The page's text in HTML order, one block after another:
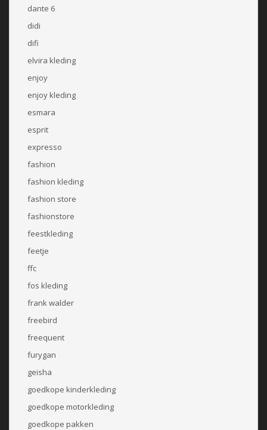
dante 6
didi
difi
elvira kleding
enjoy
enjoy kleding
esmara
esprit
expresso
fashion
fashion kleding
fashion store
fashionstore
feestkleding
feetje
ffc
fos kleding
frank walder
freebird
freequent
furygan
geisha
goedkope kinderkleding
goedkope motorkleding
goedkope pakken